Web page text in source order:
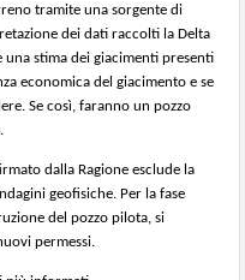
tramite una sorgente di
dei dati raccolti la Delta
stima dei giacimenti presenti
economica del giacimento e se
Se così, faranno un pozzo
dalla Ragione esclude la
geofisiche. Per la fase
del pozzo pilota, si
permessi.